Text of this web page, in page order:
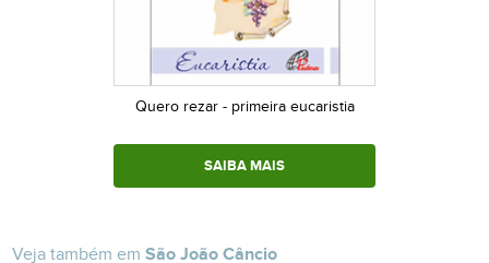
Quero rezar - primeira eucaristia
SAIBA MAIS
Veja também emSão João Câncio